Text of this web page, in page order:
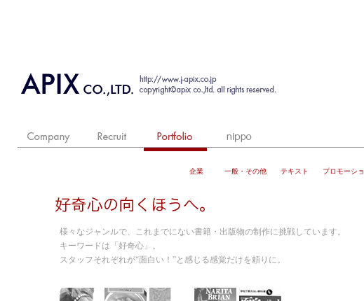
企業 一般・その他 テキスト
プロモーショ
様々なジャンルで、これまでにない書籍・出版物の制作に挑戦しています。
キーワードは「好奇心」。
スタッフそれぞれが“面白い！”と感じる感覚だけを頼りに。